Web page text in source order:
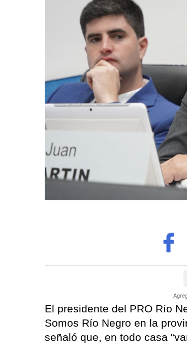
El presidente del PRO Río
Somos Río Negro en la
señaló que, en todo casa